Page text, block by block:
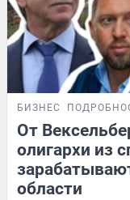
БИЗНЕС
От
олигархи из
области